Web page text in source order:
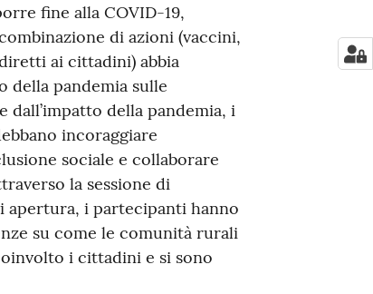
fine alla COVID-19,
di azioni (vaccini,
ai cittadini) abbia
pandemia sulle
della pandemia, i
incoraggiare
sociale e collaborare
la sessione di
apertura, i partecipanti hanno
su come le comunità rurali
i cittadini e si sono